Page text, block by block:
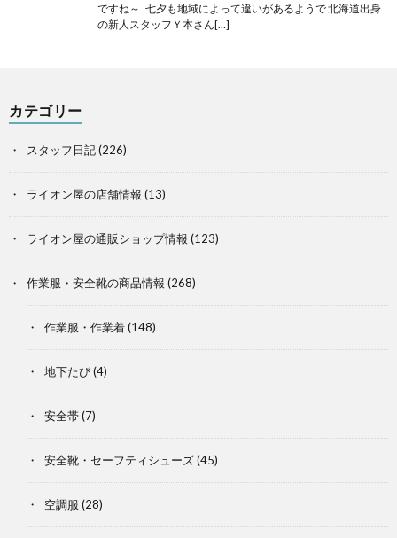
ですね～ 七夕も地域によって違いがあるようで 北海道出身
の新人スタッフＹ本さん[…]
カテゴリー
スタッフ日記(226)
ライオン屋の店舗情報 (13)
ライオン屋の通販ショップ情報 (123)
作業服・安全靴の商品情報 (268)
作業服・作業着(148)
地下たび(4)
安全帯(7)
安全靴・セーフティシューズ(45)
空調服 (28)